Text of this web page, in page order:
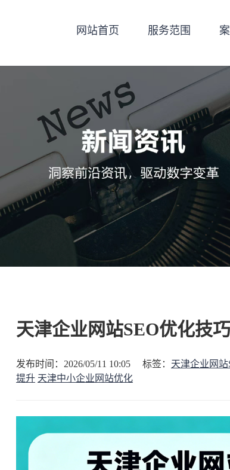
网站首页 服务范围
天津企业网站SEO优化技
发布时间：2026/05/11 10:05 标签： 天津企业网站
提升 天津中小企业网站优化